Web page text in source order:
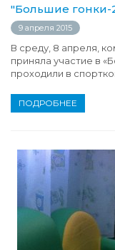
"Большие гонки-
9 апреля 2015
В среду, 8 апреля,
приняла участие в
проходили в
ПОДРОБНЕЕ